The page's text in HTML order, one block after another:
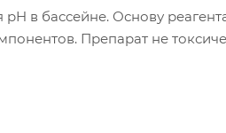
в бассейне. Основу
Препарат не